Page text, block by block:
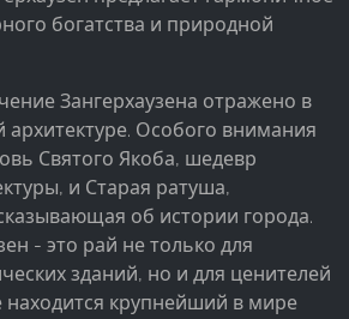
богатства и природной
Зангерхаузена отражено в
Особого внимания
Святого Якоба, шедевр
и Старая ратуша,
об истории города.
- это рай не только для
зданий, но и для ценителей
находится крупнейший в мире
fbq
Ltd.
и маркетинг